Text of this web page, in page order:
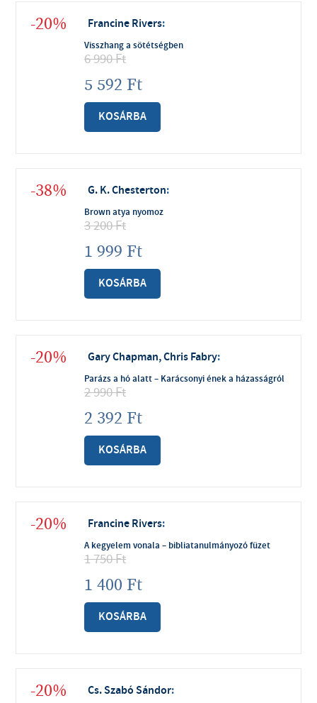
-20% Francine Rivers:
Visszhang a sötétségben
6 990Ft
5 592 Ft
KOSÁRBA
-38% G. K. Chesterton:
Brown atya nyomoz
3 200Ft
1 999 Ft
KOSÁRBA
-20% Gary Chapman, Chris Fabry:
Parázs a hó alatt – Karácsonyi ének a házasságról
2 990Ft
2 392 Ft
KOSÁRBA
-20% Francine Rivers:
A kegyelem vonala – bibliatanulmányozó füzet
1 750Ft
1 400 Ft
KOSÁRBA
-20% Cs. Szabó Sándor: